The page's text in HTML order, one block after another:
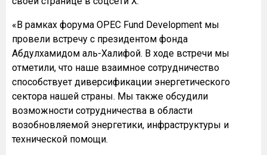
«В рамках форума OPEC Fund Development мы
провели встречу с президентом фонда
Абдулхамидом аль-Халифой. В ходе встречи мы
отметили, что наше взаимное сотрудничество
способствует диверсификации энергетического
сектора нашей страны. Мы также обсудили
возможности сотрудничества в области
возобновляемой энергетики, инфраструктуры и
технической помощи.